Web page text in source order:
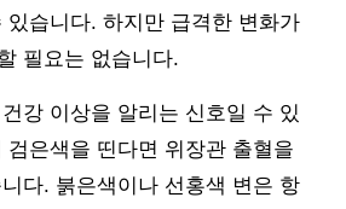
있습니다. 하지만 급격한 변화가
필요는 없습니다.
강 이상을 알리는 신호일 수 있
검은색을 띤다면 위장관 출혈을
다. 붉은색이나 선홍색 변은 항